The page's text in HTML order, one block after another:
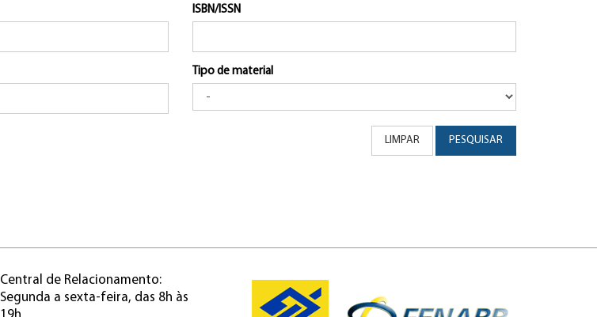
ISBN/ISSN
Tipo de material
LIMPAR PESQUISAR
Central de Relacionamento:
Segunda a sexta-feira, das 8h às